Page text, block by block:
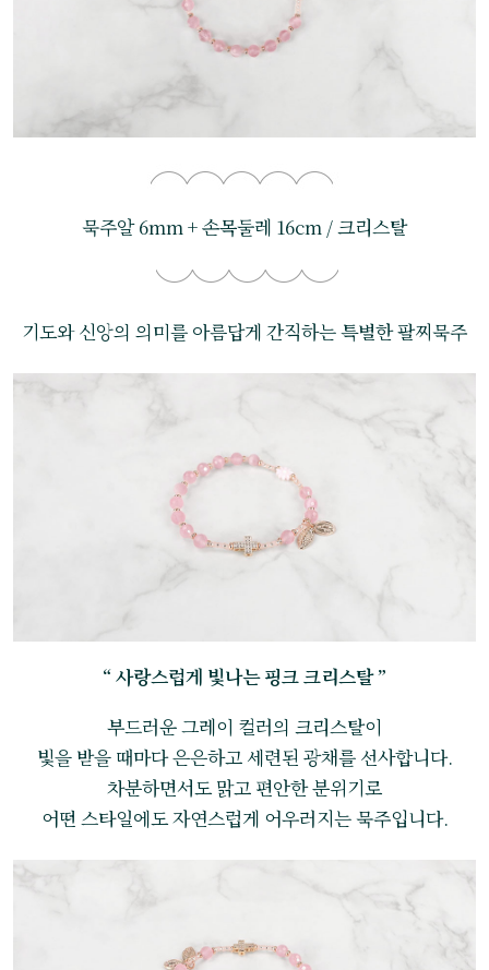
묵주알 6mm + 손목둘레 16cm / 크리스탈
기도와 신앙의 의미를 아름답게 간직하는 특별한 팔찌묵주
“ 사랑스럽게 빛나는 핑크 크리스탈 ”
부드러운 그레이 컬러의 크리스탈이
빛을 받을 때마다 은은하고 세련된 광채를 선사합니다.
차분하면서도 맑고 편안한 분위기로
어떤 스타일에도 자연스럽게 어우러지는 묵주입니다.